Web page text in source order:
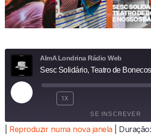
AlmA Londrina Rádio Web
E
1X
SE INSCREVER
Reproduzir numa nova janela|